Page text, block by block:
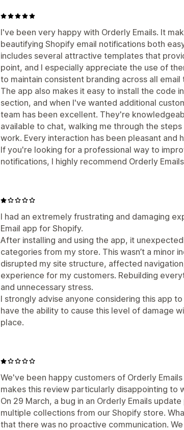
I've been very happy with Orderly Emails. It
beautifying Shopify email notifications both
includes several attractive templates that
point, and I especially appreciate the use of
to maintain consistent branding across all email
The app also makes it easy to install the code
section, and when I've wanted additional
team has been excellent. They're
available to chat, walking me through the
work. Every interaction has been pleasant and
If you're looking for a professional way to
notifications, I highly recommend Orderly
I had an extremely frustrating and damaging
Email app for Shopify.
After installing and using the app, it
categories from my store. This wasn’t a minor
disrupted my site structure, affected
experience for my customers. Rebuilding
and unnecessary stress.
I strongly advise anyone considering this app
have the ability to cause this level of damage
place.
We've been happy customers of Orderly
makes this review particularly disappointing to
On 29 March, a bug in an Orderly Emails
multiple collections from our Shopify store.
that there was no proactive communication.